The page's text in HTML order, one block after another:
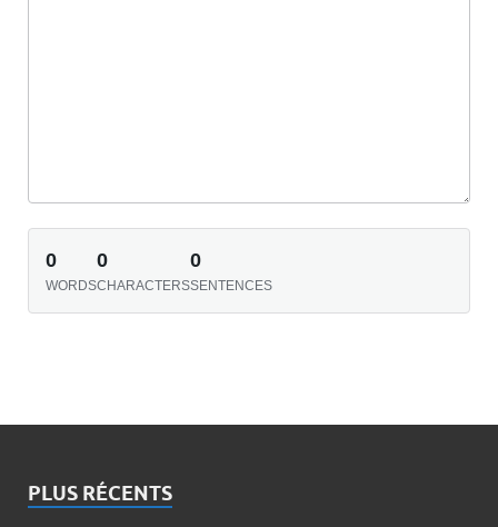
0
WORDS
0
CHARACTERS
0
SENTENCES
PLUS RÉCENTS